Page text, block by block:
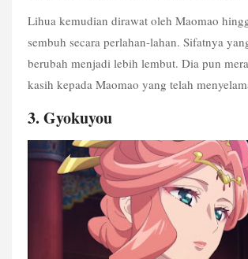
Lihua kemudian dirawat oleh Maomao
sembuh secara perlahan-lahan. Sifatnya
berubah menjadi lebih lembut. Dia pun
kasih kepada Maomao yang telah
3. Gyokuyou